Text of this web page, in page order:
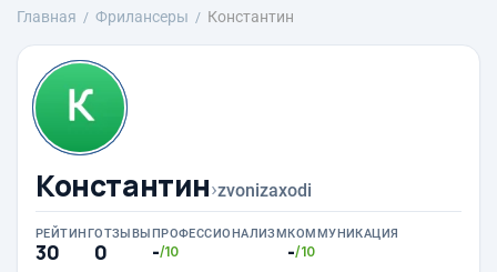
Главная Фрилансеры Константин
Константин›zvonizaxodi
РЕЙТИНГ
30
ОТЗЫВЫ
0
ПРОФЕССИОНАЛИЗМ
-/10
КОММУНИКАЦИЯ
-/10